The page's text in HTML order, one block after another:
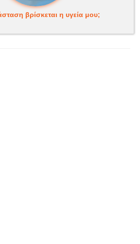
βρίσκεται η υγεία μου;